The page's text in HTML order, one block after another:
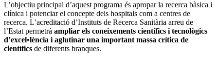
L’objectiu principal d’aquest programa és apropar la recerca bàsica i
clínica i potenciar el concepte dels hospitals com a centres de
recerca. L’acreditació d’Instituts de Recerca Sanitària arreu de
l’Estat permetrà ampliar els coneixements científics i tecnològics
d’excel•lència i aglutinar una important massa crítica de
científics de diferents branques.